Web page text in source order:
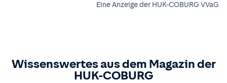
Eine Anzeige der HUK-COBURG VVaG
Wissenswertes aus dem Magazin der
HUK-COBURG